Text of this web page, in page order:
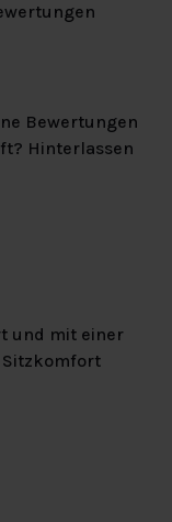
Bewertungen
Hinterlassen
und mit einer